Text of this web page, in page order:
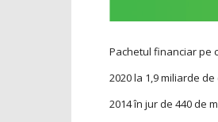
Pachetul financiar pe
2020 la 1,9 miliarde
2014 în jur de 440 de